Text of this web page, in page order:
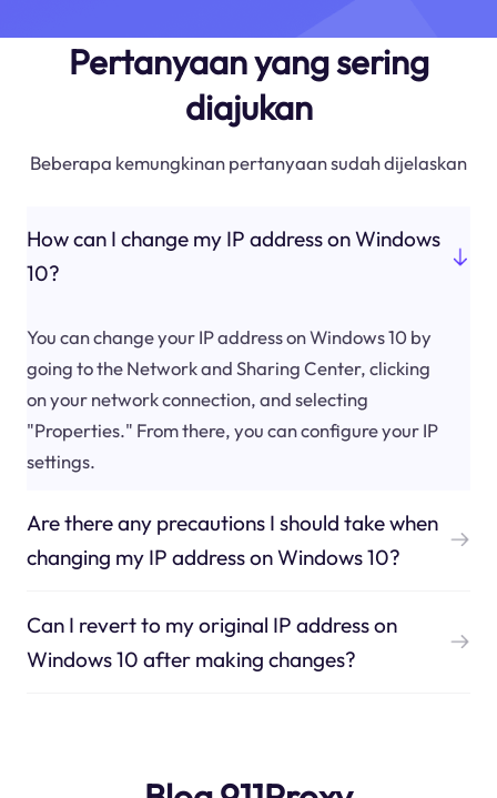
Pertanyaan yang sering
diajukan
Beberapa kemungkinan pertanyaan sudah dijelaskan
How can I change my IP address on Windows
10?
You can change your IP address on Windows 10 by
going to the Network and Sharing Center, clicking
on your network connection, and selecting
"Properties." From there, you can configure your IP
settings.
Are there any precautions I should take when
changing my IP address on Windows 10?
Can I revert to my original IP address on
Windows 10 after making changes?